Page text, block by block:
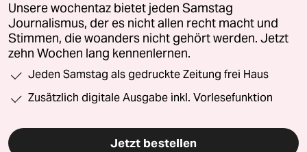
Unsere wochentaz bietet jeden Samstag
Journalismus, der es nicht allen recht macht und
Stimmen, die woanders nicht gehört werden. Jetzt
zehn Wochen lang kennenlernen.
Jeden Samstag als gedruckte Zeitung frei Haus
Zusätzlich digitale Ausgabe inkl. Vorlesefunktion
Jetzt bestellen